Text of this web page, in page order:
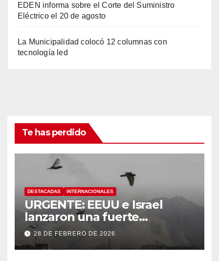
EDEN informa sobre el Corte del Suministro
Eléctrico el 20 de agosto
La Municipalidad colocó 12 columnas con
tecnología led
Te has perdido
DESTACADAS INTERNACIONALES
URGENTE: EEUU e Israel
lanzaron una fuerte
operación militar contra Irán,
que respondió con un ataque
a los países del Golfo
28 DE FEBRERO DE 2026